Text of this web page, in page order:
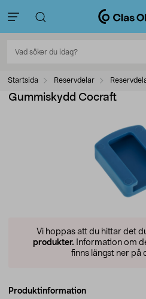
Startsida Reservdelar
Gummiskydd Cocraft
Vi hoppas att du hittar det
produkter. Information om
finns längst ner på
Produktinformation